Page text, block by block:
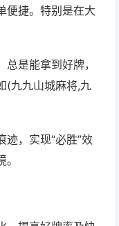
便捷。特别是在大
是能拿到好牌，
(九九山城麻将,九
，实现“必胜”效